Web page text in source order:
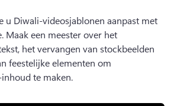
u Diwali-videosjablonen aanpast met
Maak een meester over het
het vervangen van stockbeelden
feestelijke elementen om
te maken.